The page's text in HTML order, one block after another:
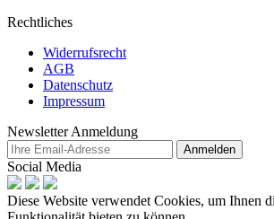
Rechtliches
Widerrufsrecht
AGB
Datenschutz
Impressum
Newsletter Anmeldung
Anmelden
Social Media
Diese Website verwendet Cookies, um Ihnen